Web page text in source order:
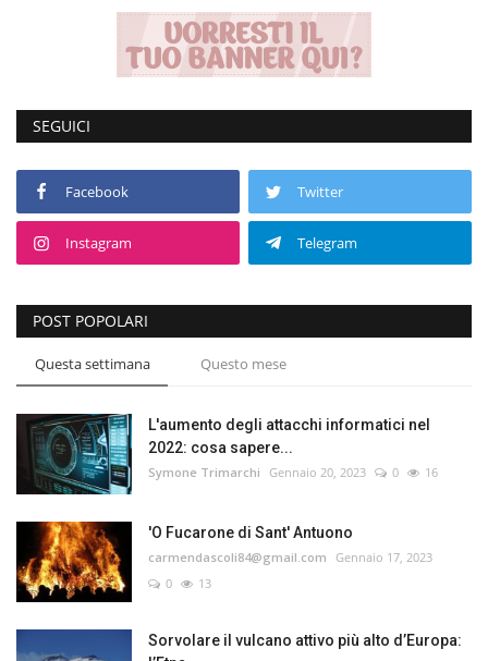
Contatti
Galleria
Shop
SEGUICI
Facebook Twitter
Instagram Telegram
POST POPOLARI
Questa settimana Questo mese
L'aumento degli attacchi informatici nel
2022: cosa sapere...
Symone Trimarchi Gennaio 20, 2023 0 16
'O Fucarone di Sant' Antuono
carmendascoli84@gmail.com
Gennaio 17, 2023
0
13
Sorvolare il vulcano attivo più alto d’Europa: